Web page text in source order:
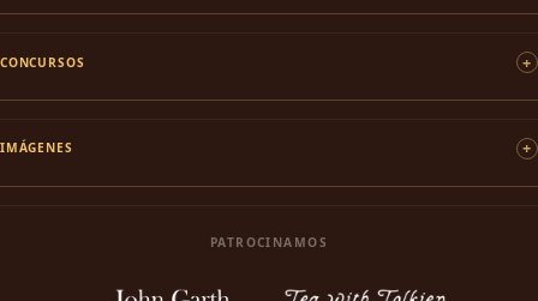
CONCURSOS
IMÁGENES
PATROCINAMOS